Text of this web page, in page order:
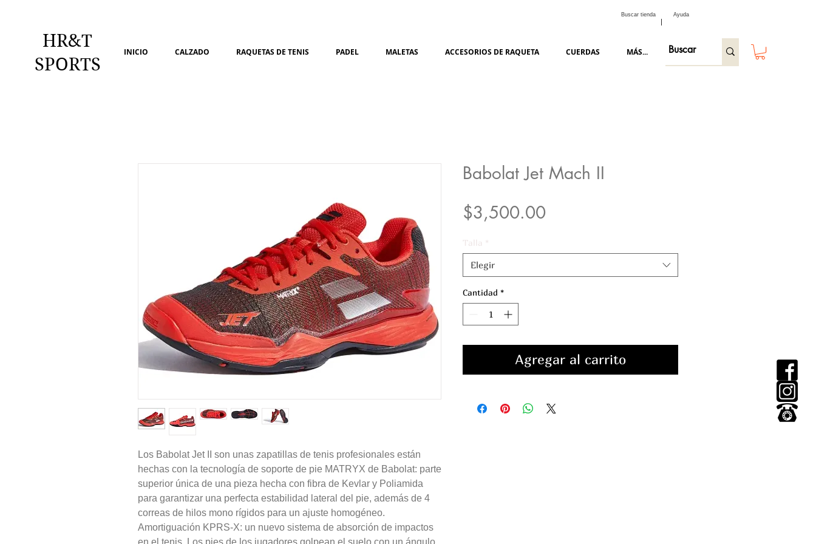
HR&T
SPORTS
INICIO CALZADO RAQUETAS DE TENIS PADEL MALETAS ACCESORIOS DE RAQUETA CUERDAS MÁS...
Buscar tienda Ayuda
Los Babolat Jet II son unas zapatillas de tenis profesionales están
hechas con la tecnología de soporte de pie MATRYX de Babolat: parte
superior única de una pieza hecha con fibra de Kevlar y Poliamida
para garantizar una perfecta estabilidad lateral del pie, además de 4
correas de hilos mono rígidos para un ajuste homogéneo.
Amortiguación KPRS-X: un nuevo sistema de absorción de impactos
Babolat Jet Mach II
$3,500.00
Talla *
Elegir
Cantidad *
Agregar al carrito